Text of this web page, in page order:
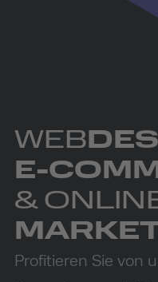
WEB
E-
&
Profitieren Sie von